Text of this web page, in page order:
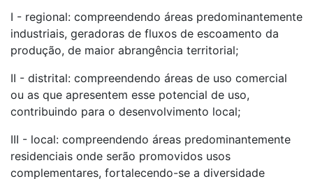
I - regional: compreendendo áreas predominantemente
industriais, geradoras de fluxos de escoamento da
produção, de maior abrangência territorial;
II - distrital: compreendendo áreas de uso comercial
ou as que apresentem esse potencial de uso,
contribuindo para o desenvolvimento local;
III - local: compreendendo áreas predominantemente
residenciais onde serão promovidos usos
complementares, fortalecendo-se a diversidade